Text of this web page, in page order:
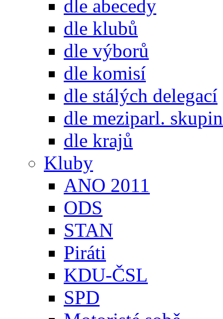
dle abecedy
dle klubů
dle výborů
dle komisí
dle stálých delegací
dle meziparl. skupin
dle krajů
Kluby
ANO 2011
ODS
STAN
Piráti
KDU-ČSL
SPD